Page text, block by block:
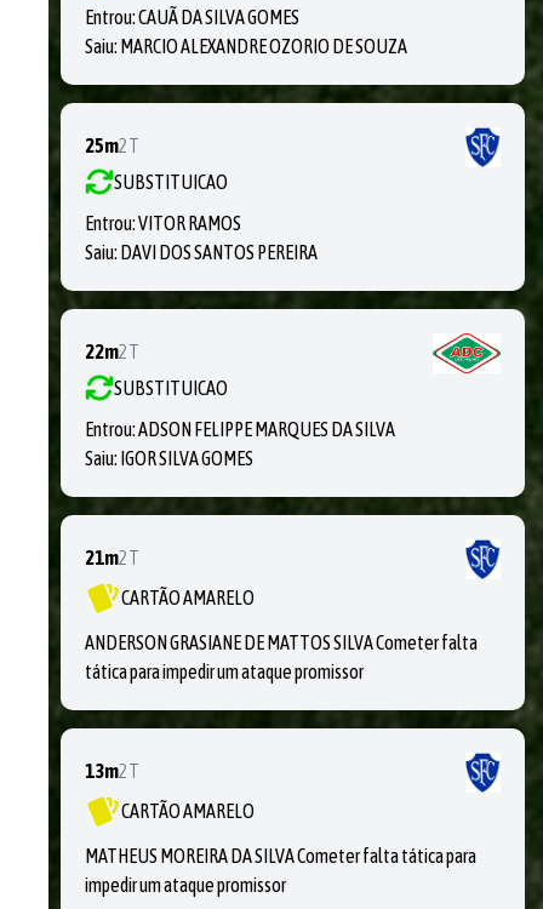
Entrou:CAUÃ DA SILVA GOMES
Saiu: MARCIO ALEXANDRE OZORIO DE SOUZA
25m2T
SUBSTITUICAO
Entrou:VITOR RAMOS
Saiu: DAVI DOS SANTOS PEREIRA
22m2T
SUBSTITUICAO
Entrou:ADSON FELIPPE MARQUES DA SILVA
Saiu: IGOR SILVA GOMES
21m2T
CARTÃO AMARELO
ANDERSON GRASIANE DE MATTOS SILVA Cometer falta
tática para impedir um ataque promissor
13m2T
CARTÃO AMARELO
MATHEUS MOREIRA DA SILVA Cometer falta tática para
impedir um ataque promissor